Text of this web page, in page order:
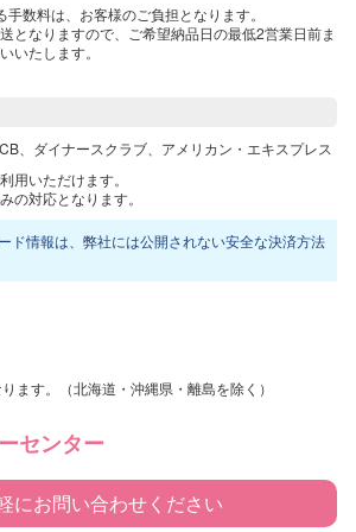
数料は、お客様のご負担となります。
となりますので、ご希望納品日の最低2営業日前ま
いたします。
用いただけます。
の対応となります。
ド情報は、弊社には公開されない安全な決済方法
ます。（北海道・沖縄県・離島を除く）
センター
にお問い合わせください